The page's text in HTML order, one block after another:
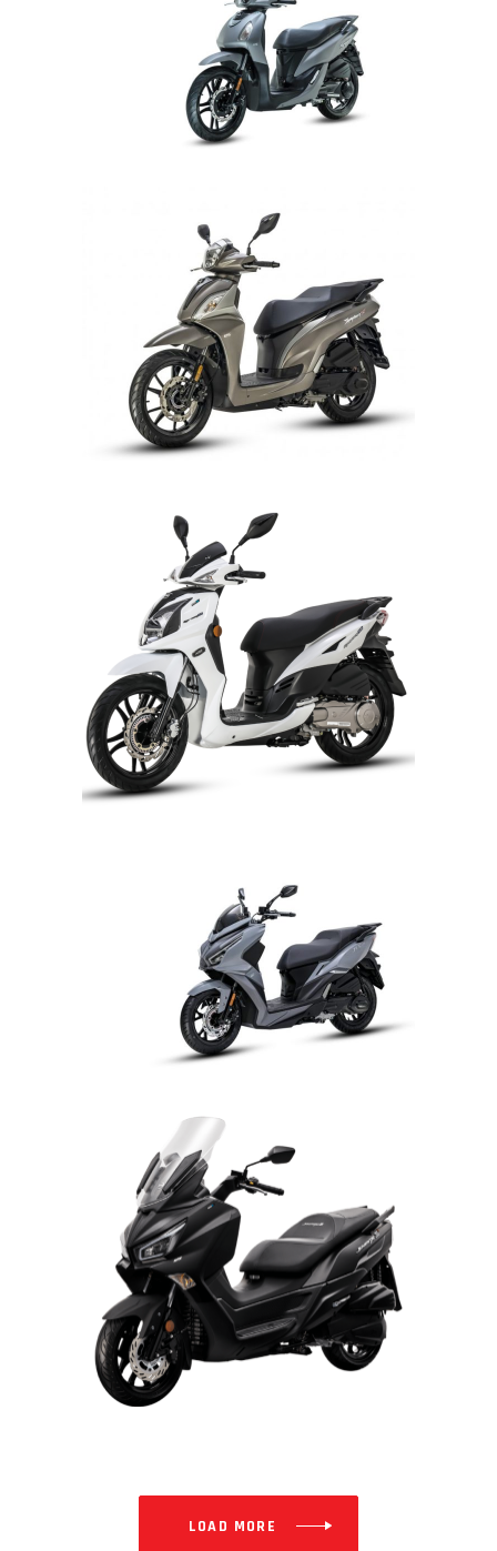
SYM SKÚTRY 125 CCM »
SYMPHONY 125 CENA
59.990,- VČ DPH
SYM SKÚTRY 125 CCM »
SYMPHONY ST 125I AC
CBS CENA 75.990,- VČ
DPH
SYM SKÚTRY 125 CCM »
SYMPHONY SR 125 AC
CBS CENA 59.990,- VČ
DPH
SYM SKÚTRY 125 CCM »
JET 14 EVO 125 LC ABS
CENA 74.990,- VČ DPH
SYM SKÚTR 125 CCM »
JOYMAX Z+ 125 CENA
119.990,- VČ DPH
LOAD MORE